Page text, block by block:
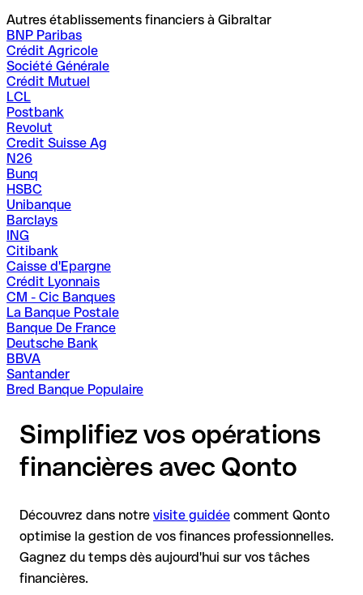
Autres établissements financiers à Gibraltar
BNP Paribas
Crédit Agricole
Société Générale
Crédit Mutuel
LCL
Postbank
Revolut
Credit Suisse Ag
N26
Bunq
HSBC
Unibanque
Barclays
ING
Citibank
Caisse d'Epargne
Crédit Lyonnais
CM - Cic Banques
La Banque Postale
Banque De France
Deutsche Bank
BBVA
Santander
Bred Banque Populaire
Simplifiez vos opérations
financières avec Qonto
Découvrez dans notre visite guidée comment Qonto
optimise la gestion de vos finances professionnelles.
Gagnez du temps dès aujourd'hui sur vos tâches
financières.